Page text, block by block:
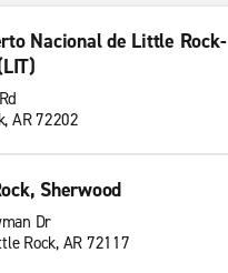
Nacional de Little Rock-
AR 72202
Sherwood
Dr
Rock, AR 72117